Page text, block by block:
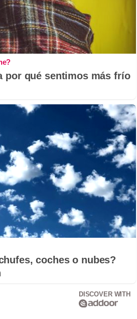
por qué sentimos más frío
coches o nubes?
DISCOVER WITH